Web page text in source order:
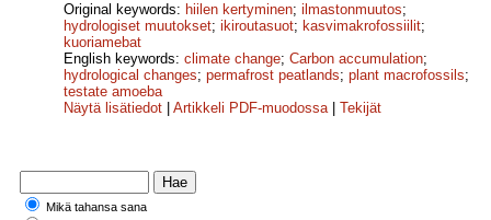
Original keywords: hiilen kertyminen; ilmastonmuutos;
hydrologiset muutokset; ikiroutasuot; kasvimakrofossiilit;
kuoriamebat
English keywords: climate change; Carbon accumulation;
hydrological changes; permafrost peatlands; plant macrofossils;
testate amoeba
Näytä lisätiedot
Artikkeli PDF-muodossa| Tekijät
Mikä tahansa sana